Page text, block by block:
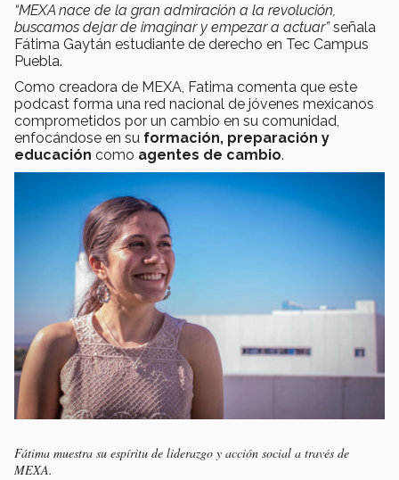
“MEXA nace de la gran admiración a la revolución,
buscamos dejar de imaginar y empezar a actuar”señala
Fátima Gaytán estudiante de derecho en Tec Campus
Puebla.
Como creadora de MEXA, Fatima comenta que este
podcast forma una red nacional de jóvenes mexicanos
comprometidos por un cambio en su comunidad,
enfocándose en su formación, preparación y
educación como agentes de cambio.
Fátima muestra su espíritu de liderazgo y acción social a través de
MEXA.